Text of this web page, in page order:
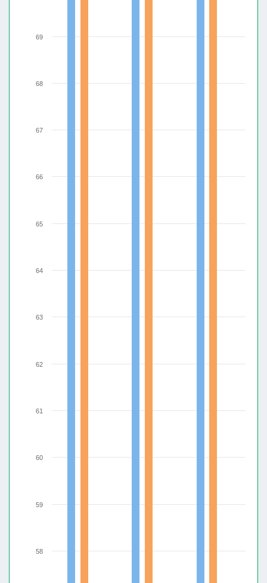
58
59
60
61
62
63
64
65
66
67
68
69